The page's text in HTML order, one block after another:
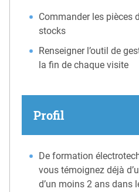
Commander les pièces
stocks
Renseigner l’outil de
la fin de chaque visite
Profil
De formation
vous témoignez déjà
d’un moins 2 ans dans